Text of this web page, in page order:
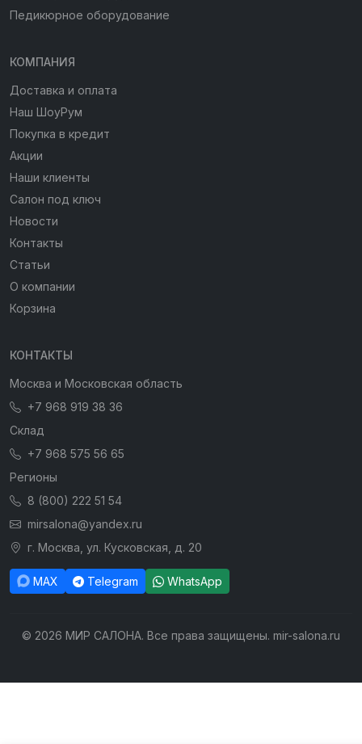
Педикюрное оборудование
КОМПАНИЯ
Доставка и оплата
Наш ШоуРум
Покупка в кредит
Акции
Наши клиенты
Салон под ключ
Новости
Контакты
Статьи
О компании
Корзина
КОНТАКТЫ
Москва и Московская область
+7 968 919 38 36
Склад
+7 968 575 56 65
Регионы
8 (800) 222 51 54
mirsalona@yandex.ru
г. Москва, ул. Кусковская, д. 20
MAX Telegram WhatsApp
© 2026 МИР САЛОНА. Все права защищены. mir-salona.ru